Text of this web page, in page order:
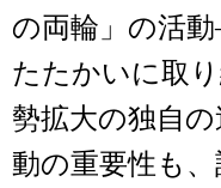
の両輪」の活
たたかいに取
勢拡大の独自
動の重要性も